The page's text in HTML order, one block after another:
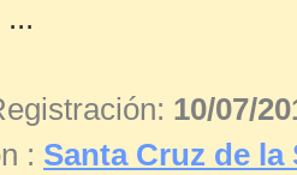
...
10/07/
: Santa Cruz de la